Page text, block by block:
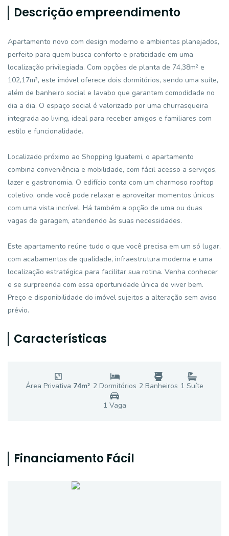
Descrição empreendimento
Apartamento novo com design moderno e ambientes planejados,
perfeito para quem busca conforto e praticidade em uma
localização privilegiada. Com opções de planta de 74,38m² e
102,17m², este imóvel oferece dois dormitórios, sendo uma suíte,
além de banheiro social e lavabo que garantem comodidade no
dia a dia. O espaço social é valorizado por uma churrasqueira
integrada ao living, ideal para receber amigos e familiares com
estilo e funcionalidade.
Localizado próximo ao Shopping Iguatemi, o apartamento
combina conveniência e mobilidade, com fácil acesso a serviços,
lazer e gastronomia. O edifício conta com um charmoso rooftop
coletivo, onde você pode relaxar e aproveitar momentos únicos
com uma vista incrível. Há também a opção de uma ou duas
vagas de garagem, atendendo às suas necessidades.
Este apartamento reúne tudo o que você precisa em um só lugar,
com acabamentos de qualidade, infraestrutura moderna e uma
localização estratégica para facilitar sua rotina. Venha conhecer
e se surpreenda com essa oportunidade única de viver bem.
Preço e disponibilidade do imóvel sujeitos a alteração sem aviso
prévio.
Características
Área Privativa 74m² 2 Dormitórios 2 Banheiros 1 Suíte
1 Vaga
Financiamento Fácil